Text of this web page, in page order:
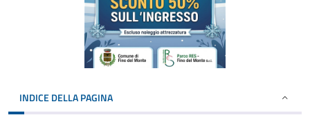
INDICE DELLA PAGINA